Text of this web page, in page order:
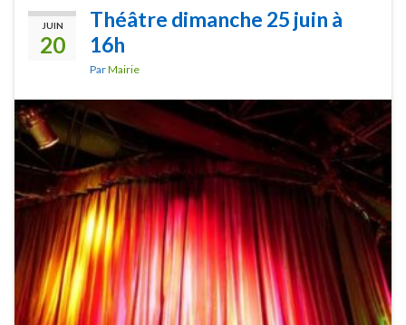
JUIN
20
Théâtre dimanche 25 juin à
16h
ParMairie